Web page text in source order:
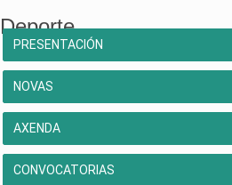
Deporte
PRESENTACIÓN
NOVAS
AXENDA
CONVOCATORIAS